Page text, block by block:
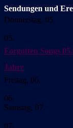
Sendungen und
Donnerstag, 05.
05.
Forgotten Songs
Jahre
Freitag, 06.
06.
Samstag, 07.
07.